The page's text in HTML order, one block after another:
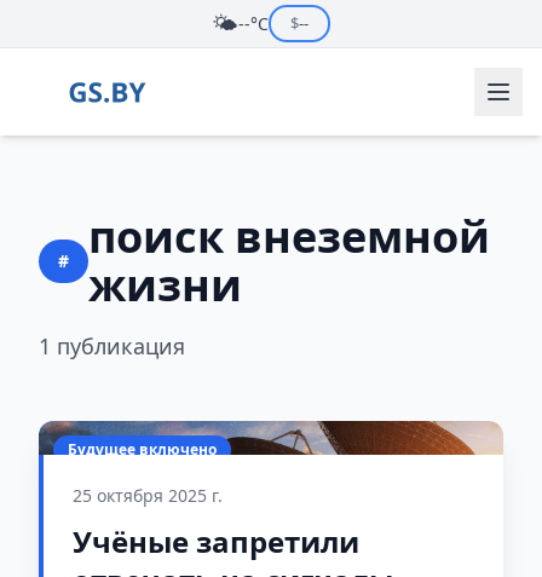
🌤️--°C $--
#
поиск внеземной
жизни
1 публикация
Будущее включено
25 октября 2025 г.
Учёные запретили